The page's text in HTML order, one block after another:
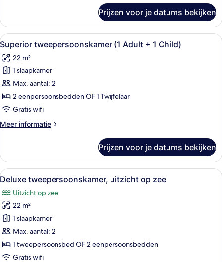
tweepersoonskamer
(1
Adult
1
Child)
Prijzen voor je datums bekijken
Alle
foto's
voor
Superior
tweepersoonskamer
(1
Adult
+
1
Een moderne hotelkamer met een
14
Superior tweepersoonskamer (1 Adult + 1 Child)
22 m²
1 slaapkamer
Max. aantal: 2
2 eenpersoonsbedden OF 1 Twijfelaar
Gratis wifi
Meer informatie
Meer
tweepersoonskamer
(1
Adult
1
Child)
Prijzen voor je datums bekijken
Alle
foto's
voor
Deluxe
tweepersoonskamer,
uitzicht
op
zee
Een moderne hotelkamer met een
11
Deluxe tweepersoonskamer, uitzicht op zee
Uitzicht op zee
22 m²
1 slaapkamer
Max. aantal: 2
1 tweepersoonsbed OF 2 eenpersoonsbedden
Gratis wifi